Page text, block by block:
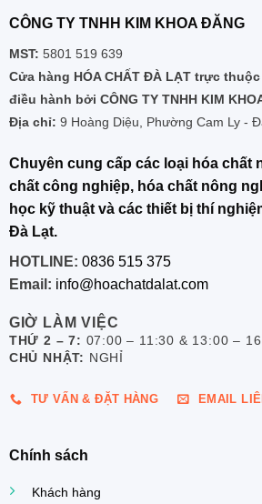
CÔNG TY TNHH KIM KHOA ĐĂNG
MST: 5801 519 639
Cửa hàng HÓA CHẤT ĐÀ LẠT trực
điều hành bởi CÔNG TY TNHH KIM
Địa chỉ: 9 Hoàng Diệu, Phường Cam Ly -
Chuyên cung cấp các loại hóa chất
chất công nghiệp, hóa chất nông
học kỹ thuật và các thiết bị thí
Đà Lạt.
HOTLINE: 0836 515 375
Email: info@hoachatdalat.com
GIỜ LÀM VIỆC
THỨ 2 – 7: 07:00 – 11:30 & 13:00 –
CHỦ NHẬT: NGHỈ
TƯ VẤN & ĐẶT HÀNG EMAIL
Chính sách
Khách hàng